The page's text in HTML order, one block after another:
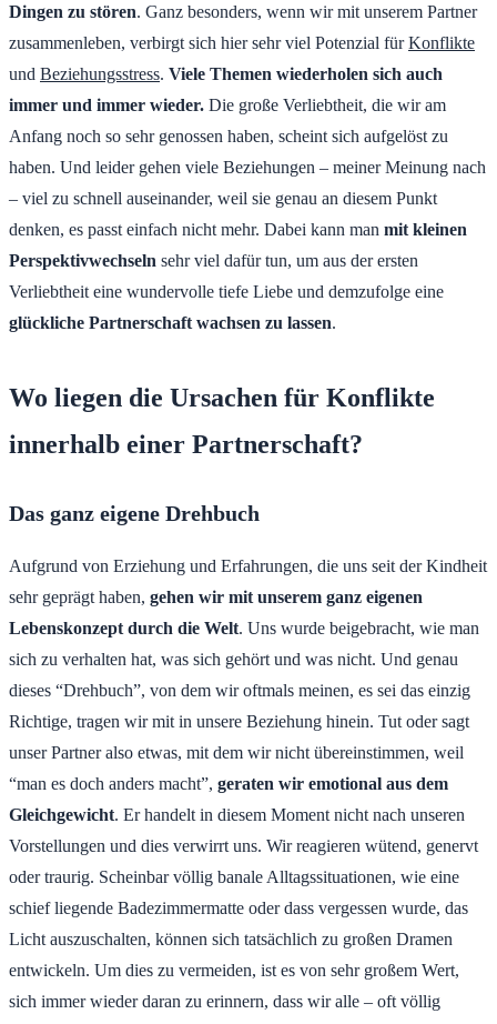
Dingen zu stören. Ganz besonders, wenn wir mit unserem Partner
zusammenleben, verbirgt sich hier sehr viel Potenzial fürKonflikte
und Beziehungsstress. Viele Themen wiederholen sich auch
immer und immer wieder. Die große Verliebtheit, die wir am
Anfang noch so sehr genossen haben, scheint sich aufgelöst zu
haben. Und leider gehen viele Beziehungen – meiner Meinung nach
– viel zu schnell auseinander, weil sie genau an diesem Punkt
denken, es passt einfach nicht mehr. Dabei kann man mit kleinen
Perspektivwechseln sehr viel dafür tun, um aus der ersten
Verliebtheit eine wundervolle tiefe Liebe und demzufolge eine
glückliche Partnerschaft wachsen zu lassen.
Wo liegen die Ursachen für Konflikte
innerhalb einer Partnerschaft?
Das ganz eigene Drehbuch
Aufgrund von Erziehung und Erfahrungen, die uns seit der Kindheit
sehr geprägt haben, gehen wir mit unserem ganz eigenen
Lebenskonzept durch die Welt. Uns wurde beigebracht, wie man
sich zu verhalten hat, was sich gehört und was nicht. Und genau
dieses “Drehbuch”, von dem wir oftmals meinen, es sei das einzig
Richtige, tragen wir mit in unsere Beziehung hinein. Tut oder sagt
unser Partner also etwas, mit dem wir nicht übereinstimmen, weil
“man es doch anders macht”, geraten wir emotional aus dem
Gleichgewicht. Er handelt in diesem Moment nicht nach unseren
Vorstellungen und dies verwirrt uns. Wir reagieren wütend, genervt
oder traurig. Scheinbar völlig banale Alltagssituationen, wie eine
schief liegende Badezimmermatte oder dass vergessen wurde, das
Licht auszuschalten, können sich tatsächlich zu großen Dramen
entwickeln. Um dies zu vermeiden, ist es von sehr großem Wert,
sich immer wieder daran zu erinnern, dass wir alle – oft völlig